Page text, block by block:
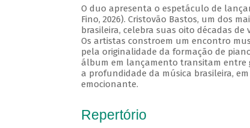
O duo apresenta o espetáculo de
Fino, 2026). Cristovão Bastos, um dos
brasileira, celebra suas oito décadas
Os artistas constroem um encontro
pela originalidade da formação de
álbum em lançamento transitam entre
a profundidade da música brasileira,
emocionante.
Repertório